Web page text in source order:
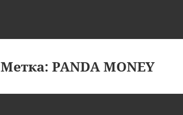
Метка:PANDA MONEY